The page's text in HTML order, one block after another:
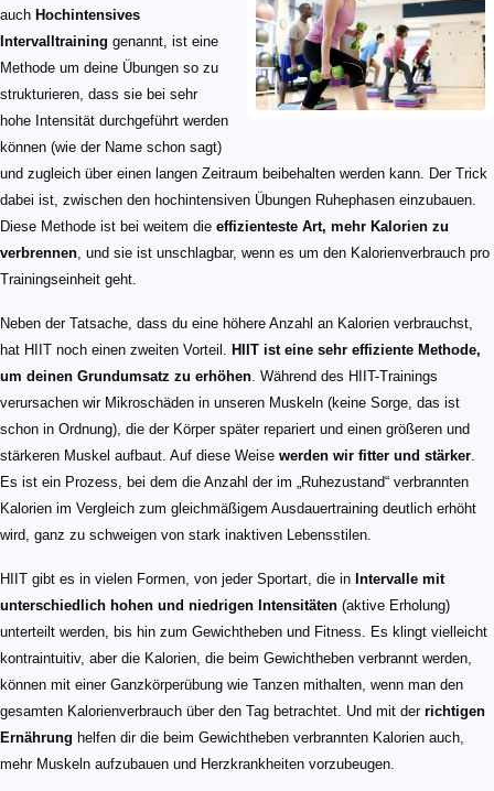
auch Hochintensives
Intervalltraining genannt, ist eine
Methode um deine Übungen so zu
strukturieren, dass sie bei sehr
hohe Intensität durchgeführt werden
können (wie der Name schon sagt)
und zugleich über einen langen Zeitraum beibehalten werden kann. Der Trick
dabei ist, zwischen den hochintensiven Übungen Ruhephasen einzubauen.
Diese Methode ist bei weitem die effizienteste Art, mehr Kalorien zu
verbrennen , und sie ist unschlagbar, wenn es um den Kalorienverbrauch pro
Trainingseinheit geht.
Neben der Tatsache, dass du eine höhere Anzahl an Kalorien verbrauchst,
hat HIIT noch einen zweiten Vorteil. HIIT ist eine sehr effiziente Methode,
um deinen Grundumsatz zu erhöhen . Während des HIIT-Trainings
verursachen wir Mikroschäden in unseren Muskeln (keine Sorge, das ist
schon in Ordnung), die der Körper später repariert und einen größeren und
stärkeren Muskel aufbaut. Auf diese Weise werden wir fitter und stärker
Es ist ein Prozess, bei dem die Anzahl der im „Ruhezustand“ verbrannten
Kalorien im Vergleich zum gleichmäßigem Ausdauertraining deutlich erhöht
wird, ganz zu schweigen von stark inaktiven Lebensstilen.
HIIT gibt es in vielen Formen, von jeder Sportart, die in Intervalle mit
unterschiedlich hohen und niedrigen Intensitäten (aktive Erholung)
unterteilt werden, bis hin zum Gewichtheben und Fitness. Es klingt vielleicht
kontraintuitiv, aber die Kalorien, die beim Gewichtheben verbrannt werden,
können mit einer Ganzkörperübung wie Tanzen mithalten, wenn man den
gesamten Kalorienverbrauch über den Tag betrachtet. Und mit der richtigen
Ernährung helfen dir die beim Gewichtheben verbrannten Kalorien auch,
mehr Muskeln aufzubauen und Herzkrankheiten vorzubeugen.